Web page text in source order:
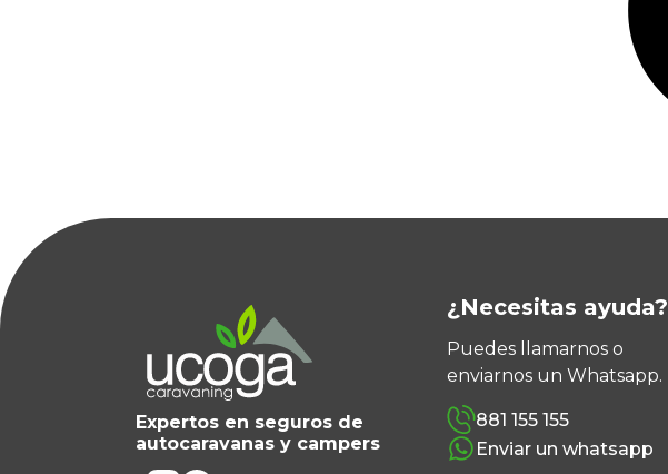
Expertos en seguros de
autocaravanas y campers
¿Necesitas ayuda?
Puedes llamarnos o
enviarnos un Whatsapp.
881 155 155
Enviar un whatsapp